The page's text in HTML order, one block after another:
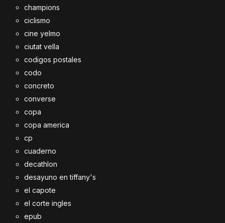
champions
ciclismo
cine yelmo
ciutat vella
codigos postales
codo
concreto
converse
copa
copa america
cp
cuaderno
decathlon
desayuno en tiffany's
el capote
el corte ingles
epub